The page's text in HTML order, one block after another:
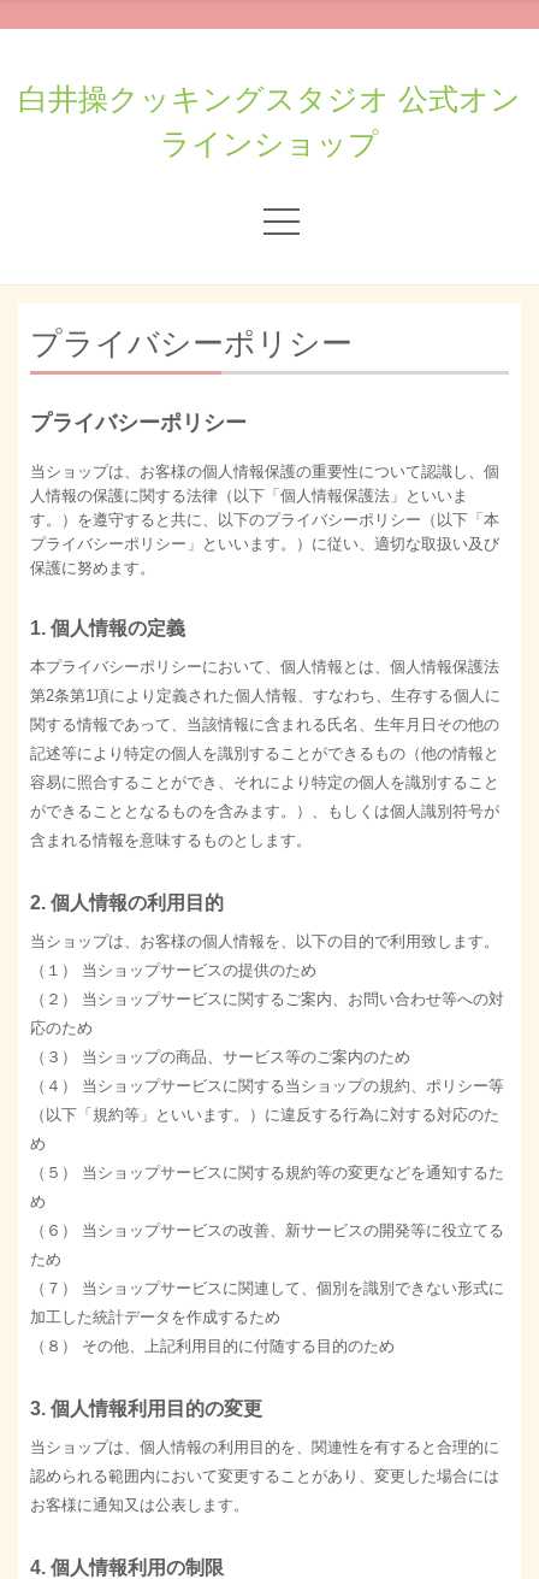
白井操クッキングスタジオ 公式オン
ラインショップ
プライバシーポリシー
プライバシーポリシー
当ショップは、お客様の個人情報保護の重要性について認識し、個
人情報の保護に関する法律（以下「個人情報保護法」といいま
す。）を遵守すると共に、以下のプライバシーポリシー（以下「本
プライバシーポリシー」といいます。）に従い、適切な取扱い及び
保護に努めます。
1. 個人情報の定義
本プライバシーポリシーにおいて、個人情報とは、個人情報保護法
第2条第1項により定義された個人情報、すなわち、生存する個人に
関する情報であって、当該情報に含まれる氏名、生年月日その他の
記述等により特定の個人を識別することができるもの（他の情報と
容易に照合することができ、それにより特定の個人を識別すること
ができることとなるものを含みます。）、もしくは個人識別符号が
含まれる情報を意味するものとします。
2. 個人情報の利用目的
当ショップは、お客様の個人情報を、以下の目的で利用致します。
（１） 当ショップサービスの提供のため
（２） 当ショップサービスに関するご案内、お問い合わせ等への対
応のため
（３） 当ショップの商品、サービス等のご案内のため
（４） 当ショップサービスに関する当ショップの規約、ポリシー等
（以下「規約等」といいます。）に違反する行為に対する対応のた
め
（５） 当ショップサービスに関する規約等の変更などを通知するた
め
（６） 当ショップサービスの改善、新サービスの開発等に役立てる
ため
（７） 当ショップサービスに関連して、個別を識別できない形式に
加工した統計データを作成するため
（８） その他、上記利用目的に付随する目的のため
3. 個人情報利用目的の変更
当ショップは、個人情報の利用目的を、関連性を有すると合理的に
認められる範囲内において変更することがあり、変更した場合には
お客様に通知又は公表します。
4. 個人情報利用の制限